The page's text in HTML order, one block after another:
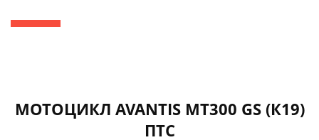
МОТОЦИКЛ AVANTIS MT300 GS (К19)
ПТС